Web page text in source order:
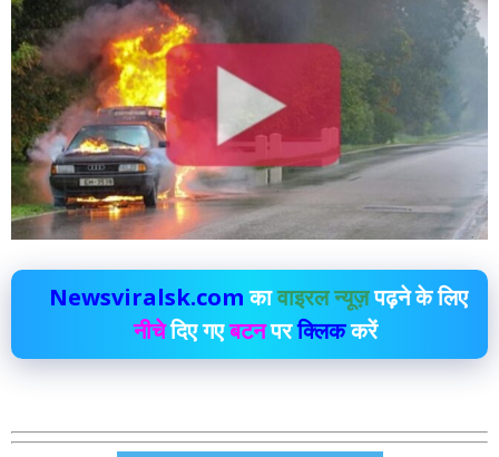
Newsviralsk.comकावाइरल न्यूज़पढ़ने के लिए
नीचेदिए गएबटनपरक्लिककरें